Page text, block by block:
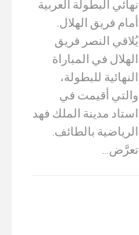
نهائي البطولة العربية
أمام فريق الهلال.
يُلاقي النصر فريق
الهلال في المباراة
النهائية للبطولة،
والتي أقيمت في
استاد مدينة الملك فهد
الرياضية بالطائف.
تعرَّض…